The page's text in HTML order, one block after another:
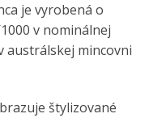
je vyrobená o
v nominálnej
austrálskej mincovni
štylizované